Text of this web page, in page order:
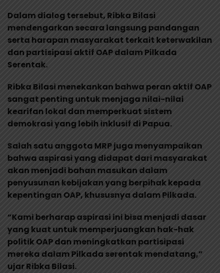
Dalam dialog tersebut, Ribka Bilasi
mendengarkan secara langsung pandangan
serta harapan masyarakat terkait keterwakilan
dan partisipasi aktif OAP dalam Pilkada
Serentak.
Ribka Bilasi menekankan bahwa peran aktif OAP
sangat penting untuk menjaga nilai-nilai
kearifan lokal dan memperkuat sistem
demokrasi yang lebih inklusif di Papua.
Salah satu anggota MRP juga menyampaikan
bahwa aspirasi yang didapat dari masyarakat
akan menjadi bahan masukan dalam
penyusunan kebijakan yang berpihak kepada
kepentingan OAP, khususnya dalam Pilkada.
“Kami berharap aspirasi ini bisa menjadi dasar
yang kuat untuk memperjuangkan hak-hak
politik OAP dan meningkatkan partisipasi
mereka dalam Pilkada serentak mendatang,”
ujar Ribka Bilasi.